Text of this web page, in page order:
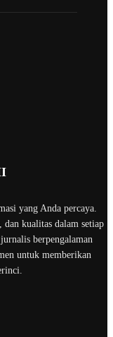
yang Anda percaya.
kualitas dalam setiap
berpengalaman
untuk memberikan